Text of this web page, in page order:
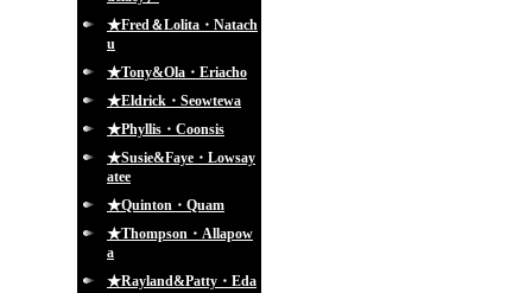
★Fred＆Lolita・Natach
u
★Tony&Ola・Eriacho
★Eldrick・Seowtewa
★Phyllis・Coonsis
★Susie&Faye・Lowsay
atee
★Quinton・Quam
★Thompson・Allapow
a
★Rayland&Patty・Eda